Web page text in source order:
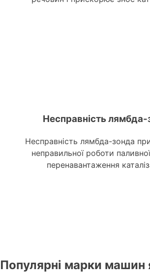
Несправність лямбда-
Несправність лямбда-зонда
неправильної роботи
перенавантаження
Популярні марки машин